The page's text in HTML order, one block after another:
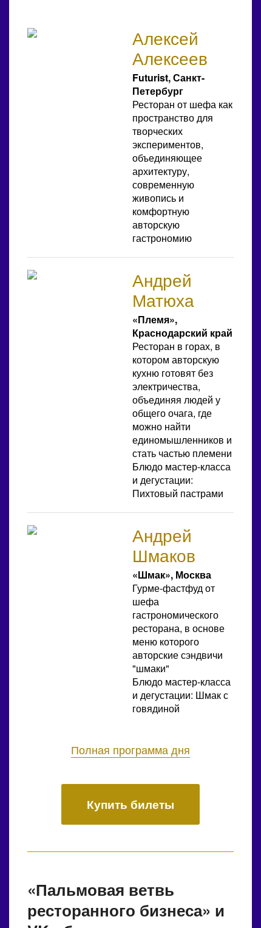
Алексей
Алексеев
Futurist, Санкт-
Петербург
Ресторан от шефа как
пространство для
творческих
экспериментов,
объединяющее
архитектуру,
современную
живопись и
комфортную
авторскую
гастрономию
Андрей
Матюха
«Племя»,
Краснодарский край
Ресторан в горах, в
котором авторскую
кухню готовят без
электричества,
объединяя людей у
общего очага, где
можно найти
единомышленников и
стать частью племени
Блюдо мастер-класса
и дегустации:
Пихтовый пастрами
Андрей
Шмаков
«Шмак», Москва
Гурме-фастфуд от
шефа
гастрономического
ресторана, в основе
меню которого
авторские сэндвичи
"шмаки"
Блюдо мастер-класса
и дегустации: Шмак с
говядиной
Полная программа дня
Купить билеты
«Пальмовая ветвь
ресторанного бизнеса» и